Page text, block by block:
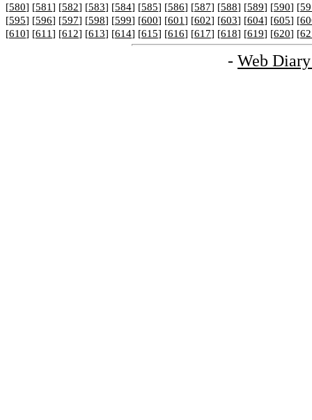
[580] [581] [582] [583] [584] [585] [586] [587] [588] [589] [590] [
[595] [596] [597] [598] [599] [600] [601] [602] [603] [604] [605] [
[610] [611] [612] [613] [614] [615] [616] [617] [618] [619] [620] [
- Web